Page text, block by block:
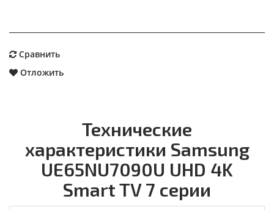
Сравнить
Отложить
Технические
характеристики Samsung
UE65NU7090U UHD 4K
Smart TV 7 серии